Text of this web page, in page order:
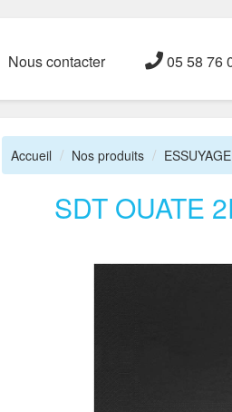
Nous contacter 05 58 76
Accueil Nos produits
SDT OUATE